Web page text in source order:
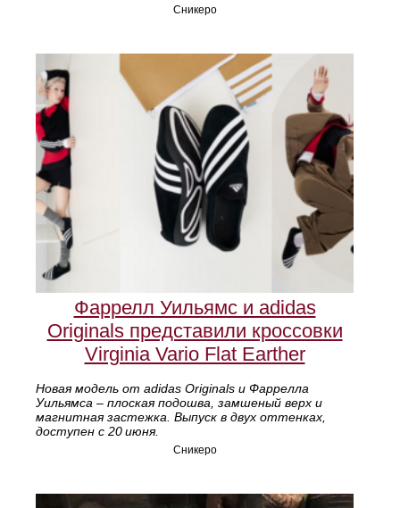
Сникеро
Фаррелл Уильямс и adidas
Originals представили кроссовки
Virginia Vario Flat Earther
Новая модель от adidas Originals и Фаррелла
Уильямса – плоская подошва, замшеный верх и
магнитная застежка. Выпуск в двух оттенках,
доступен с 20 июня.
Сникеро